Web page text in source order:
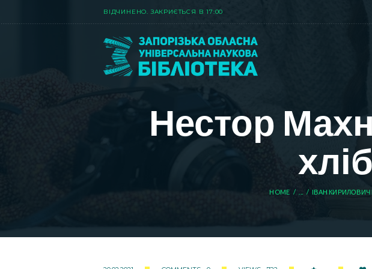
ВIДЧИНЕНО. ЗАКРИЄТЬСЯ В 17:00
Нестор
HOME ІВАН